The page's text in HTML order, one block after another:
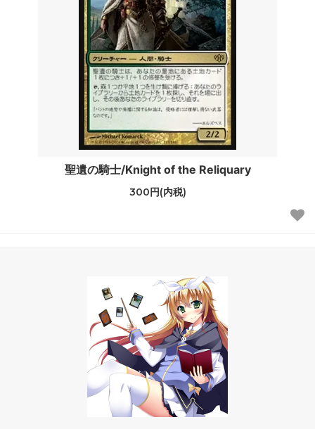
聖遺の騎士/Knight of the Reliquary
300円(内税)